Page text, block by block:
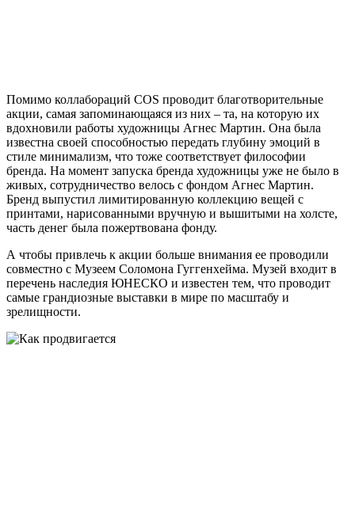
Помимо коллабораций COS проводит благотворительные
акции, самая запоминающаяся из них – та, на которую их
вдохновили работы художницы Агнес Мартин. Она была
известна своей способностью передать глубину эмоций в
стиле минимализм, что тоже соответствует философии
бренда. На момент запуска бренда художницы уже не было в
живых, сотрудничество велось с фондом Агнес Мартин.
Бренд выпустил лимитированную коллекцию вещей с
принтами, нарисованными вручную и вышитыми на холсте,
часть денег была пожертвована фонду.
А чтобы привлечь к акции больше внимания ее проводили
совместно с Музеем Соломона Гуггенхейма. Музей входит в
перечень наследия ЮНЕСКО и известен тем, что проводит
самые грандиозные выставки в мире по масштабу и
зрелищности.